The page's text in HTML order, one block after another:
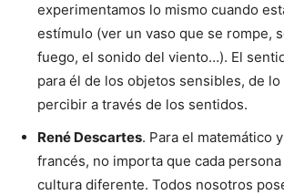
experimentamos lo mismo cuando
estímulo (ver un vaso que se rompe,
fuego, el sonido del viento…). El
para él de los objetos sensibles, de
percibir a través de los sentidos.
René Descartes. Para el matemático
francés, no importa que cada
cultura diferente. Todos nosotros